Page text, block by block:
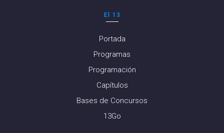
El 13
Portada
Programas
Programación
Capítulos
Bases de Concursos
13Go